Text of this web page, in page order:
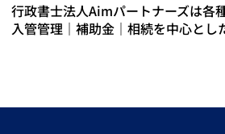
行政書士法人Aimパートナーズは各
入管管理｜補助金｜相続を中心とし